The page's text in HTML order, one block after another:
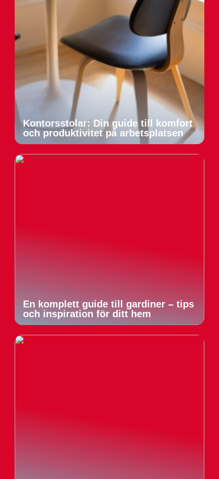
Kontorsstolar: Din guide till komfort
och produktivitet på arbetsplatsen
En komplett guide till gardiner – tips
och inspiration för ditt hem